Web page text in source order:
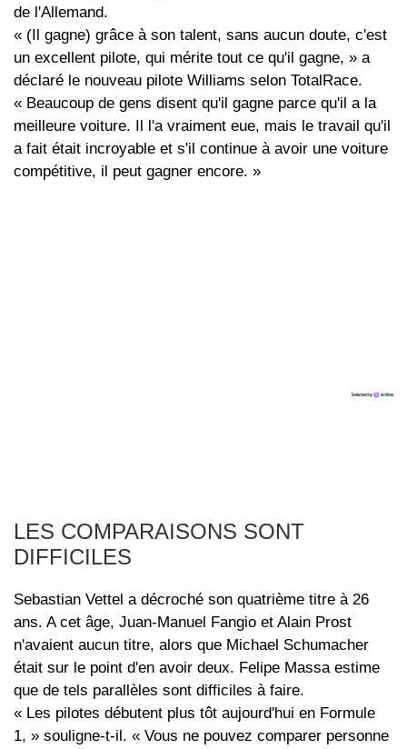
de l'Allemand.
« (Il gagne) grâce à son talent, sans aucun doute, c'est
un excellent pilote, qui mérite tout ce qu'il gagne, » a
déclaré le nouveau pilote Williams selon TotalRace.
« Beaucoup de gens disent qu'il gagne parce qu'il a la
meilleure voiture. Il l'a vraiment eue, mais le travail qu'il
a fait était incroyable et s'il continue à avoir une voiture
compétitive, il peut gagner encore. »
LES COMPARAISONS SONT
DIFFICILES
Sebastian Vettel a décroché son quatrième titre à 26
ans. A cet âge, Juan-Manuel Fangio et Alain Prost
n'avaient aucun titre, alors que Michael Schumacher
était sur le point d'en avoir deux. Felipe Massa estime
que de tels parallèles sont difficiles à faire.
« Les pilotes débutent plus tôt aujourd'hui en Formule
1, » souligne-t-il. « Vous ne pouvez comparer personne